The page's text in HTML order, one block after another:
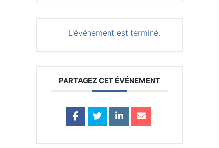
L'événement est terminé.
PARTAGEZ CET ÉVÉNEMENT